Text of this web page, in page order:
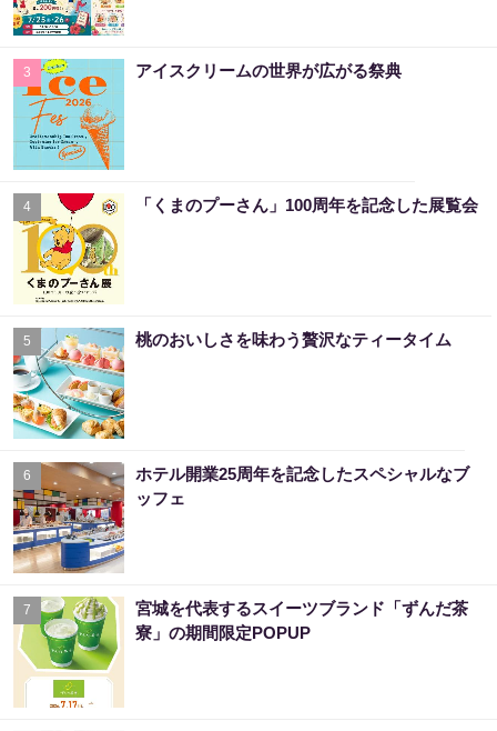
3 アイスクリームの世界が広がる祭典
4 「くまのプーさん」100周年を記念した展覧会
5 桃のおいしさを味わう贅沢なティータイム
6
ホテル開業25周年を記念したスペシャルなブ
ッフェ
7
宮城を代表するスイーツブランド「ずんだ茶
寮」の期間限定POPUP